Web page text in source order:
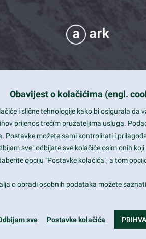
design
Obavijest o kolačićima (engl.
i slične tehnologije kako bi osigurala da
prijenos trećim pružateljima usluga.
možete sami kontrolirati i
sve" odbijate sve kolačiće osim onih
opciju "Postavke kolačića", a tom
o obradi osobnih podataka možete
sve Postavke kolačića